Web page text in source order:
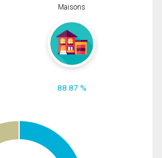
Maisons
88.87 %